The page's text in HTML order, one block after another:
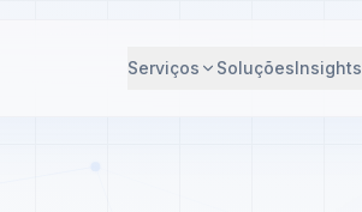
Serviços SoluçõesInsights